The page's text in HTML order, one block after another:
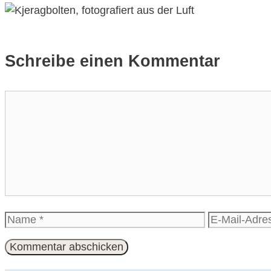
Schreibe einen Kommentar
Name
E-